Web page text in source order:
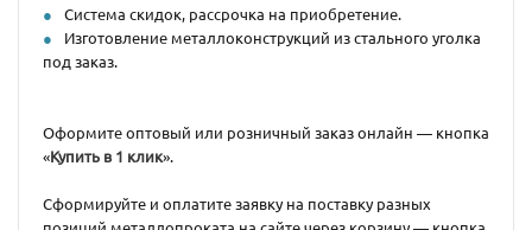
Система скидок, рассрочка на приобретение.
Изготовление металлоконструкций из стального уголка
под заказ.
Оформите оптовый или розничный заказ онлайн — кнопка
«Купить в 1 клик».
Сформируйте и оплатите заявку на поставку разных